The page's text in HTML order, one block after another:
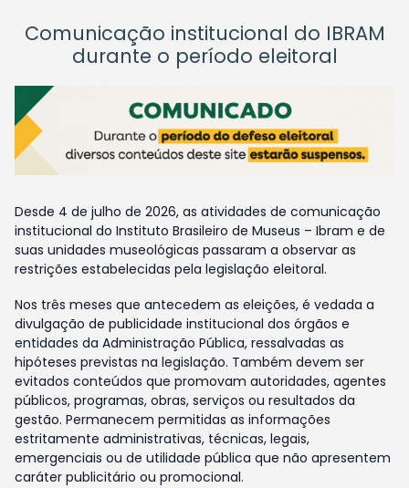
Comunicação institucional do IBRAM
durante o período eleitoral
Desde 4 de julho de 2026, as atividades de comunicação
institucional do Instituto Brasileiro de Museus – Ibram e de
suas unidades museológicas passaram a observar as
restrições estabelecidas pela legislação eleitoral.
Nos três meses que antecedem as eleições, é vedada a
divulgação de publicidade institucional dos órgãos e
entidades da Administração Pública, ressalvadas as
hipóteses previstas na legislação. Também devem ser
evitados conteúdos que promovam autoridades, agentes
públicos, programas, obras, serviços ou resultados da
gestão. Permanecem permitidas as informações
estritamente administrativas, técnicas, legais,
emergenciais ou de utilidade pública que não apresentem
caráter publicitário ou promocional.